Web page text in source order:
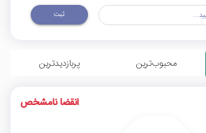
ثبت
محبوب‌ترین پربازدیدترین
انقضا نامشخص